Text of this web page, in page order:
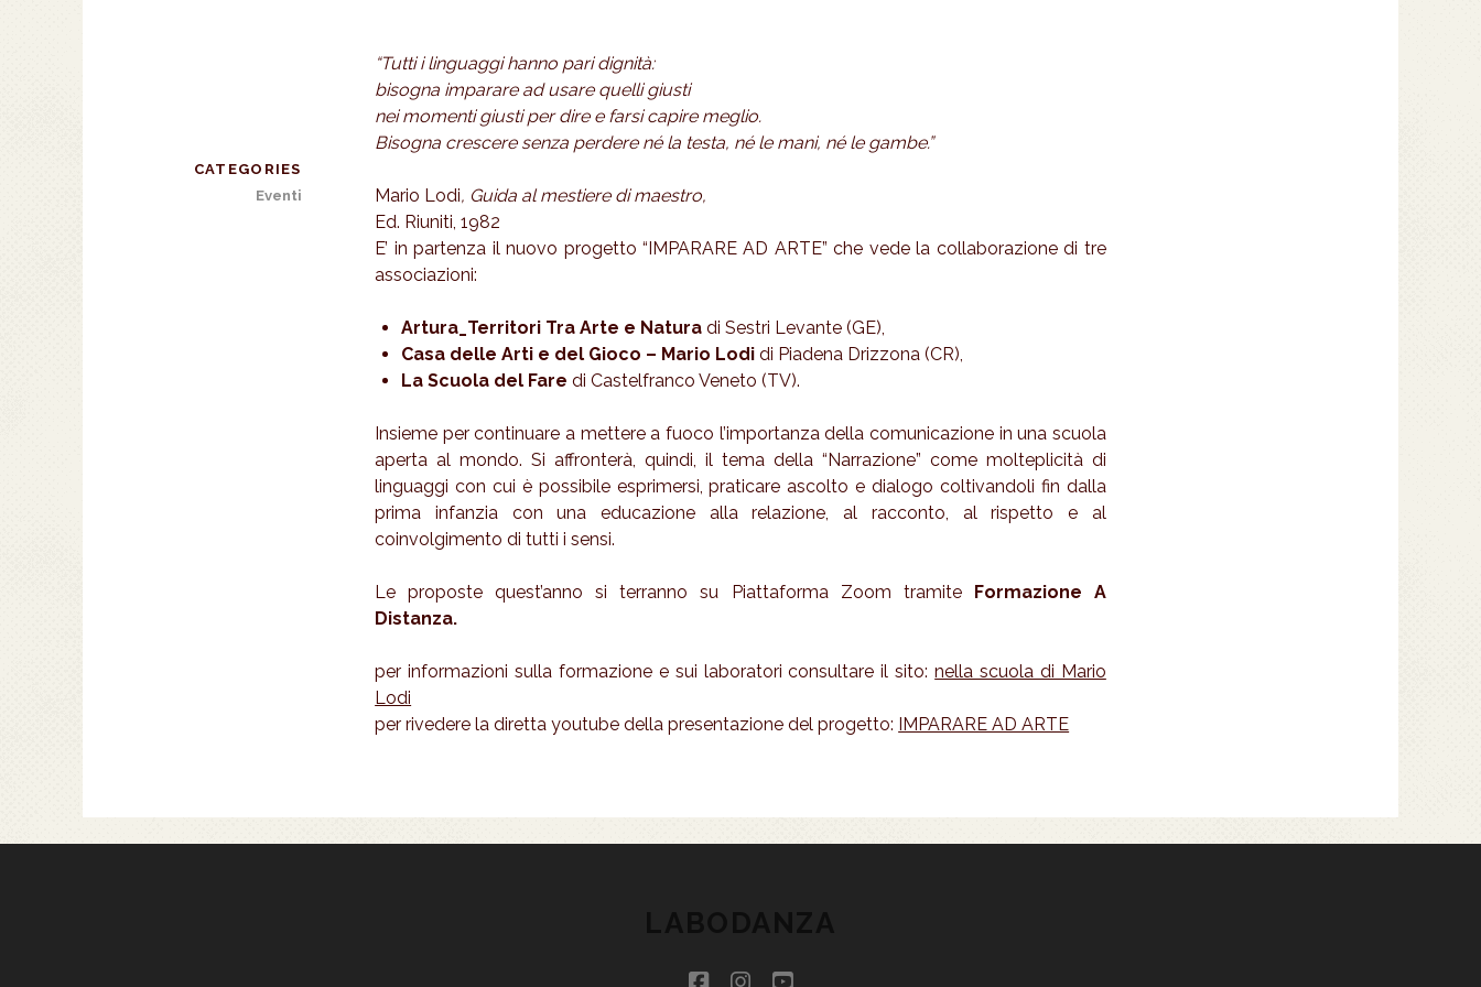
“Tutti i linguaggi hanno pari dignità:
bisogna imparare ad usare quelli giusti
nei momenti giusti per dire e farsi capire meglio.
Bisogna crescere senza perdere né la testa, né le mani, né le gambe.”
Mario Lodi, Guida al mestiere di maestro,
Ed. Riuniti, 1982
E’ in partenza il nuovo progetto “IMPARARE AD ARTE” che vede la collaborazione di tre
associazioni:
Artura_Territori Tra Arte e Naturadi Sestri Levante (GE),
Casa delle Arti e del Gioco – Mario Lodidi Piadena Drizzona (CR),
La Scuola del Fare di Castelfranco Veneto (TV).
Insieme per continuare a mettere a fuoco l’importanza della comunicazione in una scuola
aperta al mondo. Si affronterà, quindi, il tema della “Narrazione” come molteplicità di
linguaggi con cui è possibile esprimersi, praticare ascolto e dialogo coltivandoli fin dalla
prima infanzia con una educazione alla relazione, al racconto, al rispetto e al
coinvolgimento di tutti i sensi.
Le proposte quest’anno si terranno su Piattaforma Zoom tramite
Formazione A
Distanza.
per informazioni sulla formazione e sui laboratori consultare il sito:nella scuola di Mario
Lodi
per rivedere la diretta youtube della presentazione del progetto:
IMPARARE AD ARTE
CATEGORIES
Eventi
facebookinstagram
youtube